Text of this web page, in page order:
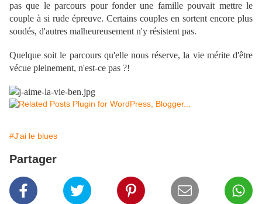
pas que le parcours pour fonder une famille pouvait mettre le
couple à si rude épreuve. Certains couples en sortent encore plus
soudés, d'autres malheureusement n'y résistent pas.
Quelque soit le parcours qu'elle nous réserve, la vie mérite d'être
vécue pleinement, n'est-ce pas ?!
#J'ai le blues
Partager